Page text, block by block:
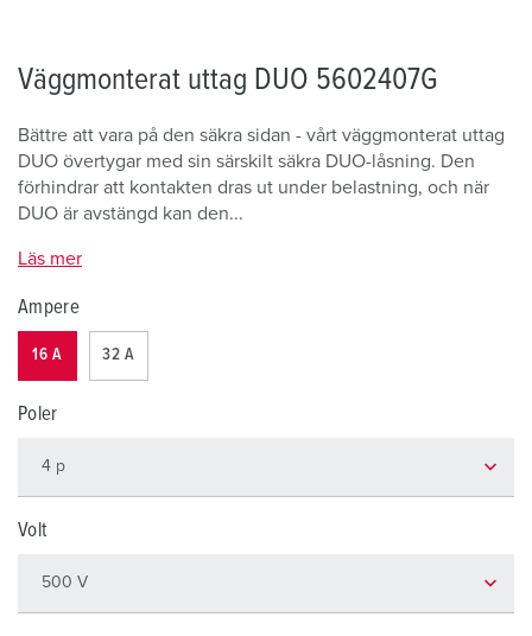
Väggmonterat uttag DUO 5602407G
Bättre att vara på den säkra sidan - vårt väggmonterat uttag
DUO övertygar med sin särskilt säkra DUO-låsning. Den
förhindrar att kontakten dras ut under belastning, och när
DUO är avstängd kan den...
Läs mer
Ampere
16 A 32 A
Poler
Volt